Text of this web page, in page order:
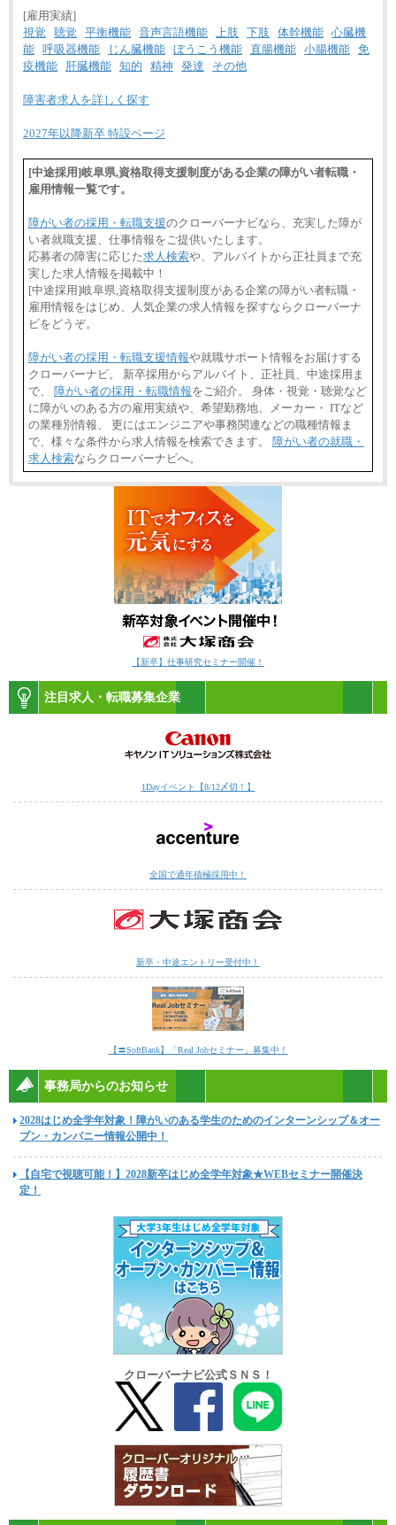
[雇用実績]
視覚
聴覚 平衡機能 音声言語機能 上肢 下肢 体幹機能 心臓機
能 呼吸器機能 じん臓機能 ぼうこう機能 直腸機能 小腸機能 免
疫機能
肝臓機能 知的 精神 発達 その他
障害者求人を詳しく探す
2027年以降新卒 特設ページ
[中途採用]岐阜県,資格取得支援制度がある企業の障がい者転職・
雇用情報一覧です。
障がい者の採用・転職支援のクローバーナビなら、充実した障が
い者就職支援、仕事情報をご提供いたします。
応募者の障害に応じた求人検索や、アルバイトから正社員まで充
実した求人情報を掲載中！
[中途採用]岐阜県,資格取得支援制度がある企業の障がい者転職・
雇用情報をはじめ、人気企業の求人情報を探すならクローバーナ
ビをどうぞ。
障がい者の採用・転職支援情報や就職サポート情報をお届けする
クローバーナビ。 新卒採用からアルバイト、正社員、中途採用ま
で、 障がい者の採用・転職情報をご紹介。 身体・視覚・聴覚など
に障がいのある方の雇用実績や、希望勤務地、メーカー・ ITなど
の業種別情報、 更にはエンジニアや事務関連などの職種情報ま
で、様々な条件から求人情報を検索できます。 障がい者の就職・
求人検索ならクローバーナビへ。
【新卒】仕事研究セミナー開催！
注目求人・転職募集企業
1Dayイベント【8/12〆切！】
全国で通年積極採用中！
新卒・中途エントリー受付中！
【〓SoftBank】「Real Jobセミナー」募集中！
事務局からのお知らせ
2028はじめ全学年対象！障がいのある学生のためのインターンシップ＆オー
プン・カンパニー情報公開中！
【自宅で視聴可能！】2028新卒はじめ全学年対象★WEBセミナー開催決
定！
クローバーナビ公式ＳＮＳ！